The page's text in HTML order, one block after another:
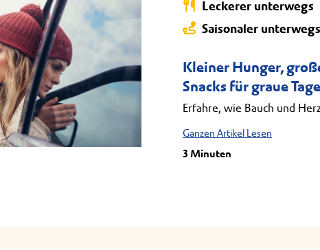
Leckerer unterwegs
Saisonaler unterwegs
Kleiner Hunger,
Snacks für graue
Erfahre, wie Bauch und
Ganzen Artikel Lesen
3 Minuten